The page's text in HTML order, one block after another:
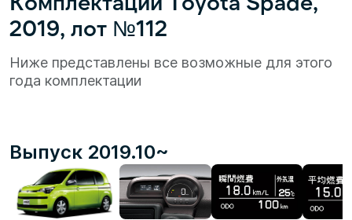
2019, лот №112
Ниже представлены все возможные для этого
года комплектации
Выпуск 2019.10~